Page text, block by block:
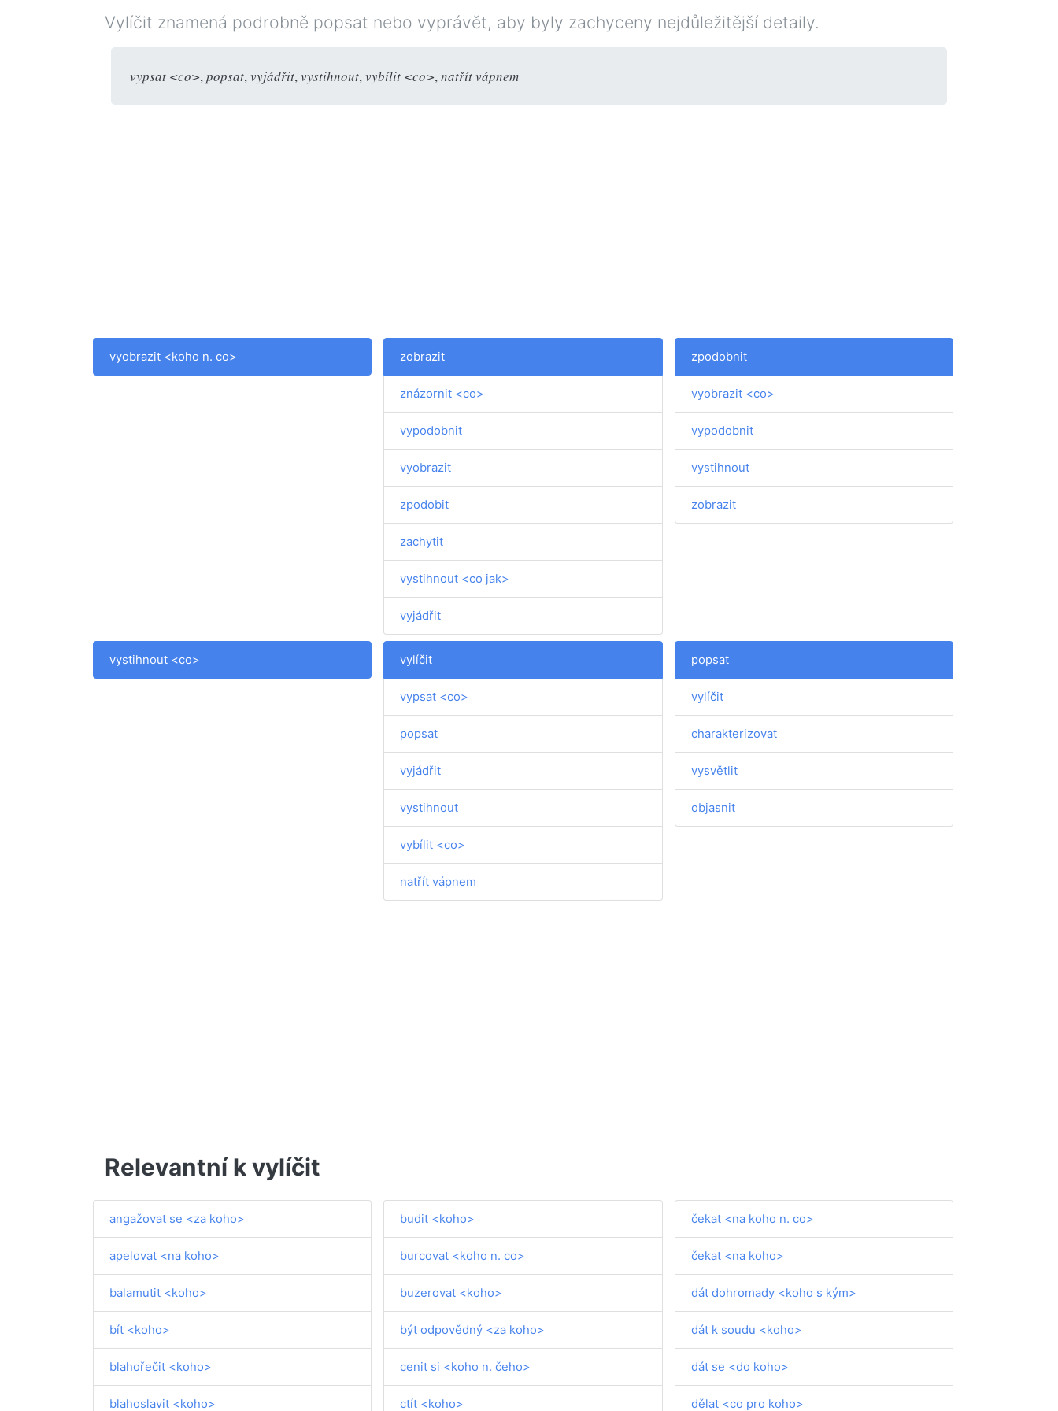
Vylíčit znamená podrobně popsat nebo vyprávět, aby byly zachyceny nejdůležitější detaily.
vypsat <co>, popsat, vyjádřit, vystihnout, vybílit <co>, natřít vápnem
vyobrazit <koho n. co> zobrazit
znázornit <co>
vypodobnit
vyobrazit
zpodobit
zachytit
vystihnout <co jak>
vyjádřit
zpodobnit
vyobrazit <co>
vypodobnit
vystihnout
zobrazit
vystihnout <co> vylíčit
vypsat <co>
popsat
vyjádřit
vystihnout
vybílit <co>
natřít vápnem
popsat
vylíčit
charakterizovat
vysvětlit
objasnit
Relevantní k vylíčit
angažovat se <za koho>
apelovat <na koho>
balamutit <koho>
bít <koho>
blahořečit <koho>
blahoslavit <koho>
budit <koho>
burcovat <koho n. co>
buzerovat <koho>
být odpovědný <za koho>
cenit si <koho n. čeho>
ctít <koho>
čekat <na koho n. co>
čekat <na koho>
dát dohromady <koho s kým>
dát k soudu <koho>
dát se <do koho>
dělat <co pro koho>